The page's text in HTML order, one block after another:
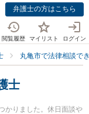
弁護士の方はこちら
閲覧履歴 マイリスト ログイン
丸亀市で法律相談で
士
かりました。休日面談や